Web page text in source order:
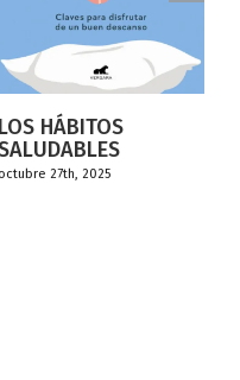
DORMIR NO ES
GRATIS